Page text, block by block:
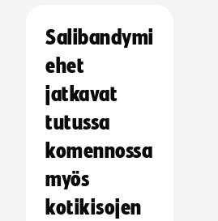
Salibandymi
ehet
jatkavat
tutussa
komennossa
myös
kotikisojen